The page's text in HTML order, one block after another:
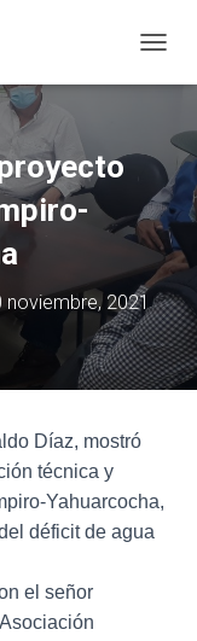
noviembre, 2021
Díaz, mostró
técnica y
Yahuarcocha,
déficit de agua
el señor